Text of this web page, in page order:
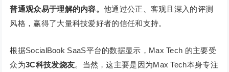
普通观众易于理解的内容。他通过公正、客观且深入的评测
风格，赢得了大量科技爱好者的信任和支持。
根据SocialBook SaaS平台的数据显示，Max Tech 的主要受
众为3C科技发烧友。当然，这主要是因为Max Tech本身专注